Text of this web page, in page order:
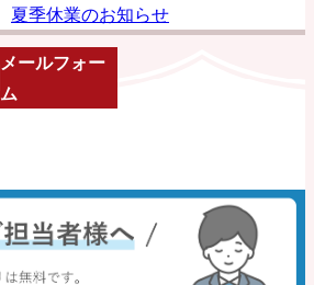
夏季休業のお知らせ
メールフォー
ム